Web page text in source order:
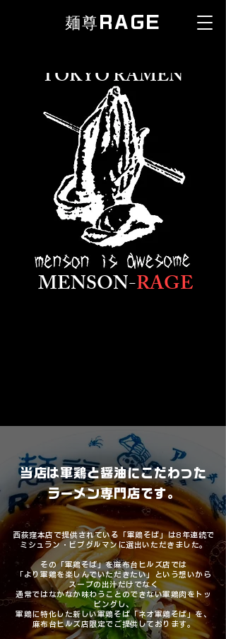
麺尊 RAGE
TOKYO RAMEN
MENSON-RAGE
当店は軍鶏と醤油にこだわった
ラーメン専門店です。
​西荻窪本店で提供されている「軍鶏そば」は8年連続で
ミシュラン・ビブグルマンに選出いただきました。
その「軍鶏そば」を麻布台ヒルズ店では
「より軍鶏を楽しんでいただきたい」という想いから
スープの出汁だけでなく
通常ではなかなか味わうことのできない軍鶏肉をトッ
ピングし、
軍鶏に特化した新しい軍鶏そば「ネオ軍鶏そば」を、
麻布台ヒルズ店限定でご提供しております。